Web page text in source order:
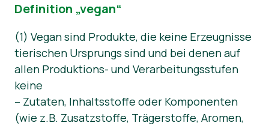
Angebot anfordern
Audits
Webinare
Lebensmittel
Kosmetik und Drogerie
Non-Food
Druckprodukte
Über uns
Angebot anfordern
Kundenbereich
Presse
News
Definition „vegan“
(1) Vegan sind Produkte, die keine Erzeugnisse
tierischen Ursprungs sind und bei denen auf
allen Produktions- und Verarbeitungsstufen
keine
– Zutaten, Inhaltsstoffe oder Komponenten
(wie z.B. Zusatzstoffe, Trägerstoffe, Aromen,